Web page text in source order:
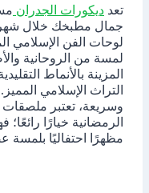
تعد ديكورات الجدران
جمال مطبخك خلال
لوحات الفن الإسلامي
لمسة من الروحانية
المزينة بالأنماط
التراث الإسلامي
وسريعة، تعتبر ملصقات
الرمضانية خيارًا
مظهرًا احتفاليًا بلمسة